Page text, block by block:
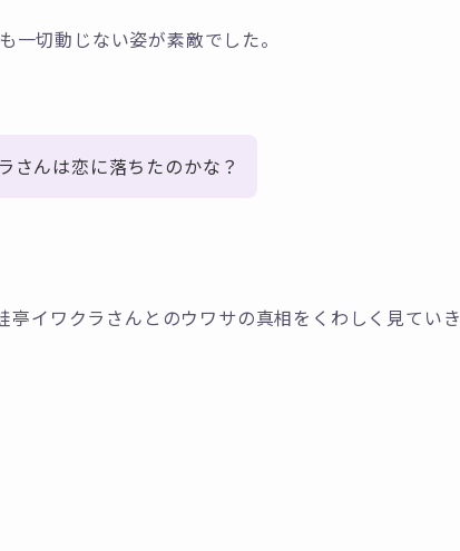
切動じない姿が素敵でした。
さんは恋に落ちたのかな？
イワクラさんとのウワサの真相をくわしく見ていき